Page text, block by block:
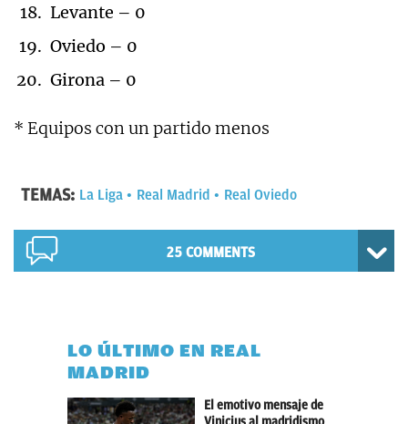
Levante – 0
Oviedo – 0
Girona – 0
* Equipos con un partido menos
TEMAS: La Liga Real Madrid Real Oviedo
25 COMMENTS
LO ÚLTIMO EN REAL
MADRID
El emotivo mensaje de